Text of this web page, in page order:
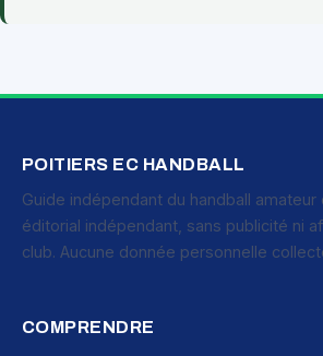
POITIERS EC HANDBALL
Guide indépendant du handball amateur
éditorial indépendant, sans publicité ni
club. Aucune donnée personnelle
COMPRENDRE